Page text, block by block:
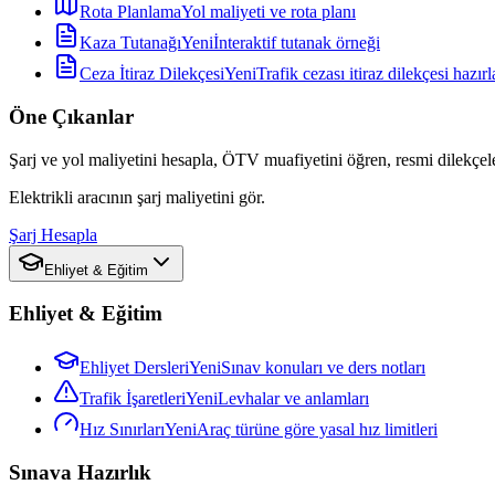
Rota PlanlamaYol maliyeti ve rota planı
Kaza TutanağıYeniİnteraktif tutanak örneği
Ceza İtiraz DilekçesiYeniTrafik cezası itiraz dilekçesi
Öne Çıkanlar
Şarj ve yol maliyetini hesapla, ÖTV muafiyetini öğren, resmi
Elektrikli aracının şarj maliyetini gör.
Şarj Hesapla
Ehliyet & Eğitim
Ehliyet & Eğitim
Ehliyet DersleriYeniSınav konuları ve ders notları
Trafik İşaretleriYeniLevhalar ve anlamları
Hız SınırlarıYeniAraç türüne göre yasal hız limitleri
Sınava Hazırlık